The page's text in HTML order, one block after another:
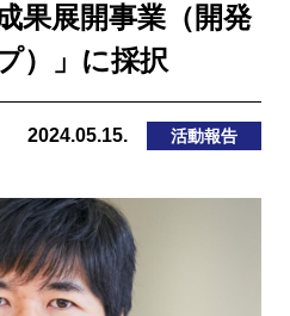
果展開事業（開発
）」に採択
2024.05.15. 活動報告